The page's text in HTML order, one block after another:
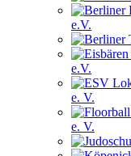
e.V.
e.V.
e. V.
e. V.